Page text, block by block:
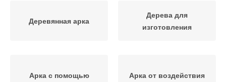
Деревянная арка
Дерева для
изготовления
Арка с помощью Арка от воздействия